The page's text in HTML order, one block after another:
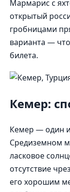
Мармарис с
открытый
гробницами
варианта —
билета.
Кемер:
Кемер — один
Средиземном
ласковое
отсутствие
его хорошим